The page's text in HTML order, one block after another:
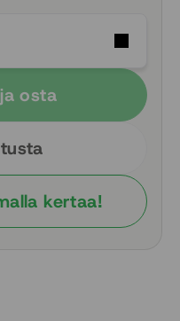
osta
kertaa!